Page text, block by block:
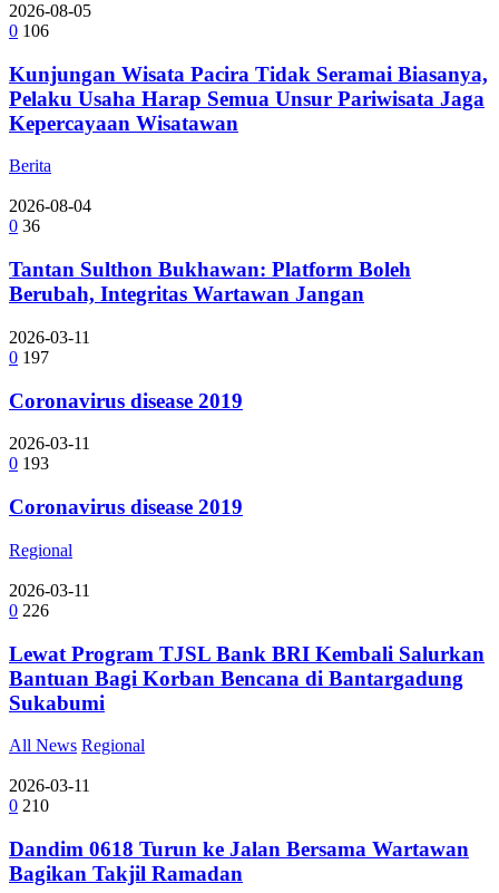
2026-08-05
0 106
Kunjungan Wisata Pacira Tidak Seramai Biasanya,
Pelaku Usaha Harap Semua Unsur Pariwisata Jaga
Kepercayaan Wisatawan
Berita
2026-08-04
0 36
Tantan Sulthon Bukhawan: Platform Boleh
Berubah, Integritas Wartawan Jangan
2026-03-11
0 197
Coronavirus disease 2019
2026-03-11
0 193
Coronavirus disease 2019
Regional
2026-03-11
0 226
Lewat Program TJSL Bank BRI Kembali Salurkan
Bantuan Bagi Korban Bencana di Bantargadung
Sukabumi
All News Regional
2026-03-11
0 210
Dandim 0618 Turun ke Jalan Bersama Wartawan
Bagikan Takjil Ramadan